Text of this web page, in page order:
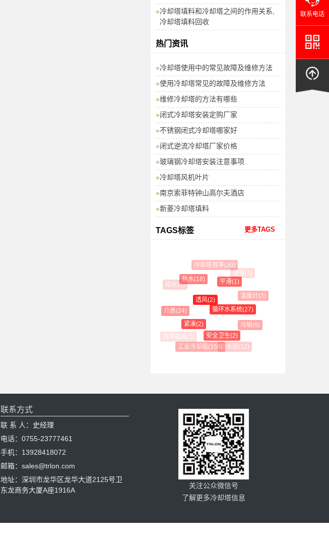
冷却塔填料和冷却塔之间的作用关系,
冷却塔填料回收
热门资讯
冷却塔使用中的常见故障及维修方法
使用冷却塔常见的故障及维修方法
维修冷却塔的方法有哪些
闭式冷却塔安装定购厂家
不锈钢闭式冷却塔哪家好
闭式逆流冷却塔厂家价格
玻璃钢冷却塔安装注意事项
冷却塔风机叶片
南京索菲特钟山高尔夫酒店
新菱冷却塔填料
TAGS标签 更多TAGS
介质(24)
紧凑(2)
透风(2)
热水(18)
磁化(2)
工业冷却塔(158)
安全卫生(2)
循环水系统(27)
平滑(1)
冷却塔效率(30)
进水管(12)
污垢(9)
温度计(3)
通报(4)
联系方式
联 系 人：史经理
电话：0755-23777461
手机：13928418072
邮箱：sales@trlon.com
地址：深圳市龙华区龙华大道2125号卫
东龙商务大厦A座1916A
关注公众微信号
了解更多冷却塔信息
联系电话